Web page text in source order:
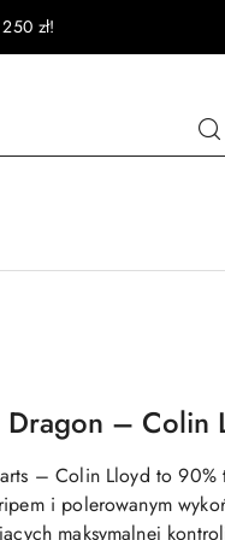
zł!
Dragon – Colin
– Colin Lloyd to 90%
i polerowanym
maksymalnej